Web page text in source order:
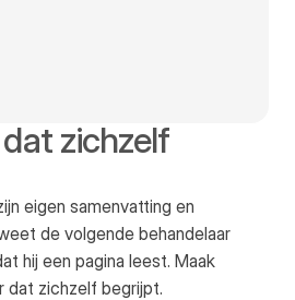
zichzelf
eigen samenvatting en
de volgende behandelaar
hij een pagina leest. Maak
dat zichzelf begrijpt.